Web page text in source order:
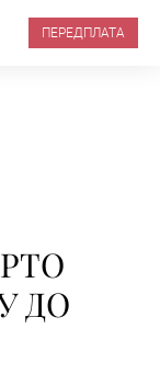
ПЕРЕДПЛАТА
ДО